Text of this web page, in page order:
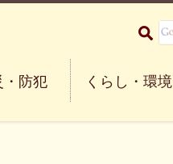
箕面市 Minoh City
・防犯 くらし・環境